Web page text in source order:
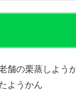
舗の栗蒸しよう
ようかん